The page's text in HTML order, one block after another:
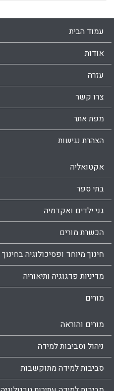
עמוד הבית
אודות
עזרה
צרו קשר
מפת אתר
הצהרת נגישות
אקטואליה
בתי ספר
גני ילדים ואקדמיה
הכשרת מורים
חינוך מיוחד ופסיכולוגיה בחינוך
מדיניות פדגוגיה ותיאוריה
מורים
מורים והוראה
ניהול וסביבות למידה
סביבות למידה מתוקשבות